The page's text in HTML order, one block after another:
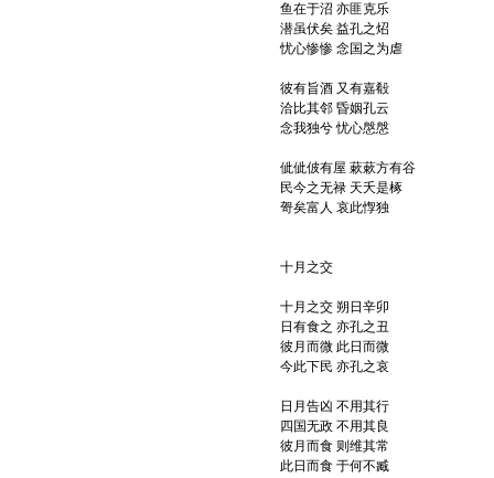
鱼在于沼 亦匪克乐
潜虽伏矣 益孔之炤
忧心惨惨 念国之为虐
彼有旨酒 又有嘉殽
洽比其邻 昏姻孔云
念我独兮 忧心慇慇
佌佌佊有屋 蔌蔌方有谷
民今之无禄 天夭是椓
哿矣富人 哀此惸独
十月之交
十月之交 朔日辛卯
日有食之 亦孔之丑
彼月而微 此日而微
今此下民 亦孔之哀
日月告凶 不用其行
四国无政 不用其良
彼月而食 则维其常
此日而食 于何不臧